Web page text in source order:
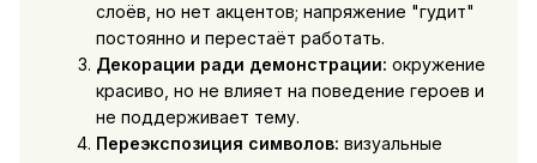
слоёв, но нет акцентов; напряжение "гудит"
постоянно и перестаёт работать.
Декорации ради демонстрации: окружение
красиво, но не влияет на поведение героев и
не поддерживает тему.
Переэкспозиция символов: визуальные